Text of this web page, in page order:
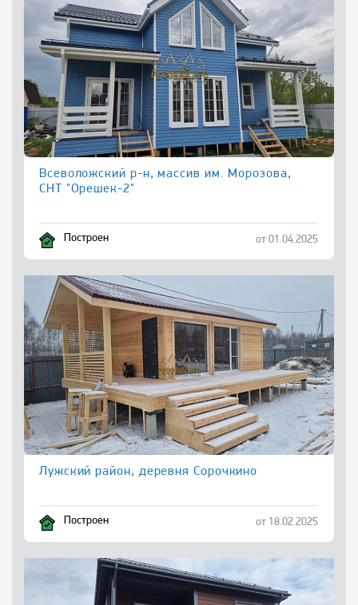
Всеволожский р-н, массив им. Морозова,
СНТ "Орешек-2"
Построен от 01.04.2025
Лужский район, деревня Сорочкино
Построен от 18.02.2025